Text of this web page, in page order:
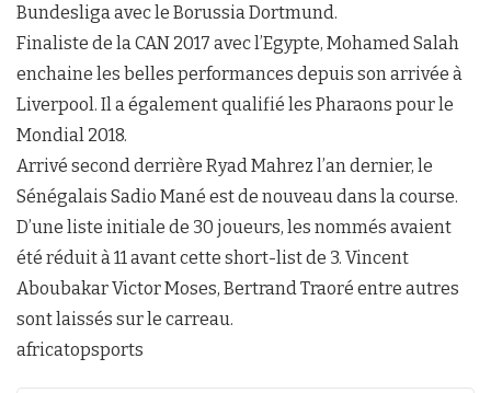
Bundesliga avec le Borussia Dortmund.
Finaliste de la CAN 2017 avec l’Egypte, Mohamed Salah
enchaine les belles performances depuis son arrivée à
Liverpool. Il a également qualifié les Pharaons pour le
Mondial 2018.
Arrivé second derrière Ryad Mahrez l’an dernier, le
Sénégalais Sadio Mané est de nouveau dans la course.
D’une liste initiale de 30 joueurs, les nommés avaient
été réduit à 11 avant cette short-list de 3. Vincent
Aboubakar Victor Moses, Bertrand Traoré entre autres
sont laissés sur le carreau.
africatopsports